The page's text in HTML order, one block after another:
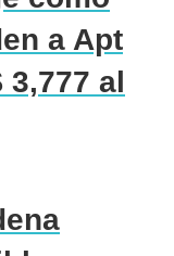
a Apt
3,777 al